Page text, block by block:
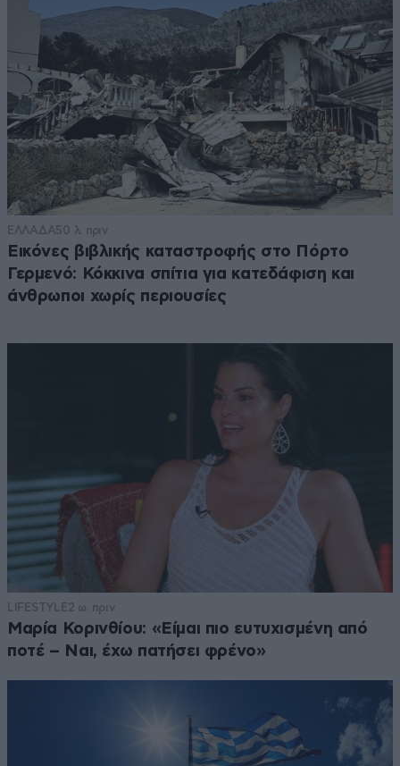
ΕΛΛΑΔΑ50 λ. πριν
Εικόνες βιβλικής καταστροφής στο Πόρτο
Γερμενό: Κόκκινα σπίτια για κατεδάφιση και
άνθρωποι χωρίς περιουσίες
LIFESTYLE2 ω. πριν
Μαρία Κορινθίου: «Είμαι πιο ευτυχισμένη από
ποτέ – Ναι, έχω πατήσει φρένο»